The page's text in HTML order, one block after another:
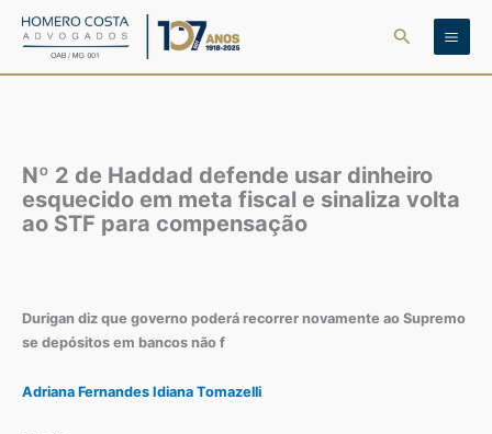
para
Pesquisar
Nº 2 de Haddad defende usar dinheiro
esquecido em meta fiscal e sinaliza volta
ao STF para compensação
Durigan diz que governo poderá recorrer novamente ao Supremo
se depósitos em bancos não f
Adriana Fernandes Idiana Tomazelli